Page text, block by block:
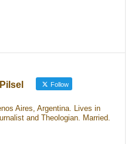
Follow
Aires, Argentina. Lives in
and Theologian. Married.